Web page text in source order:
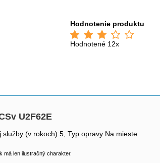
Hodnotenie produktu
Hodnotené 12x
U2F62E
(v rokoch):5; Typ opravy:Na mieste
má len ilustračný charakter.